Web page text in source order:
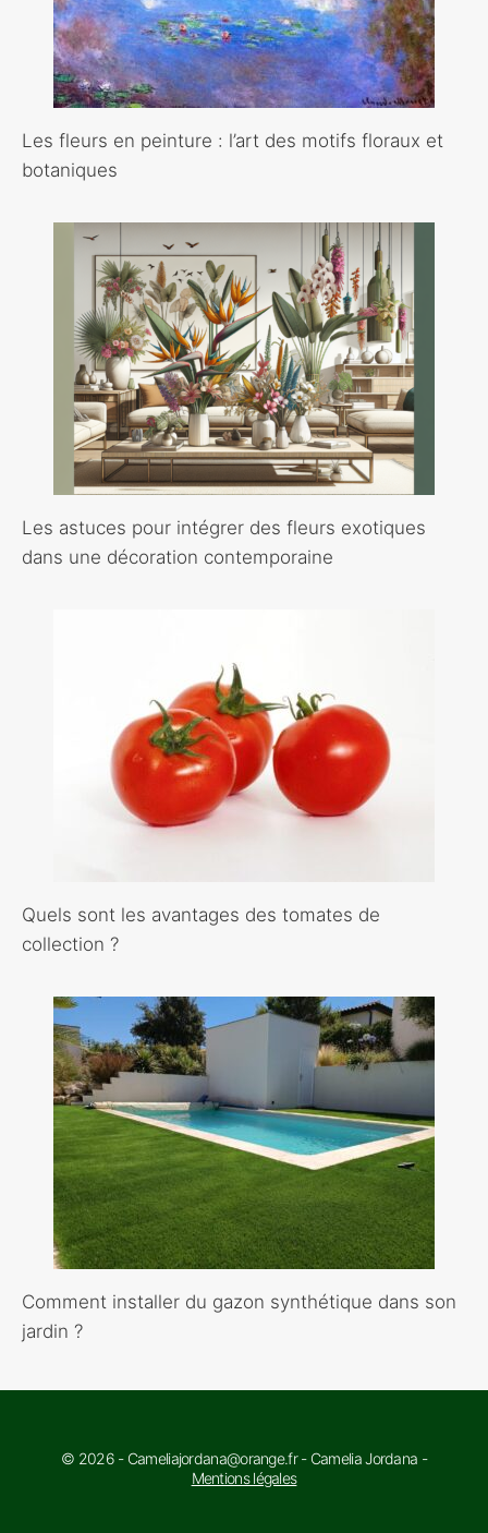
Les fleurs en peinture : l’art des motifs floraux et
botaniques
Les astuces pour intégrer des fleurs exotiques
dans une décoration contemporaine
Quels sont les avantages des tomates de
collection ?
Comment installer du gazon synthétique dans son
jardin ?
© 2026 - Cameliajordana@orange.fr - Camelia Jordana -
Mentions légales